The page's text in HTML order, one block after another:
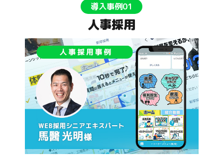
導入事例01
人事採用